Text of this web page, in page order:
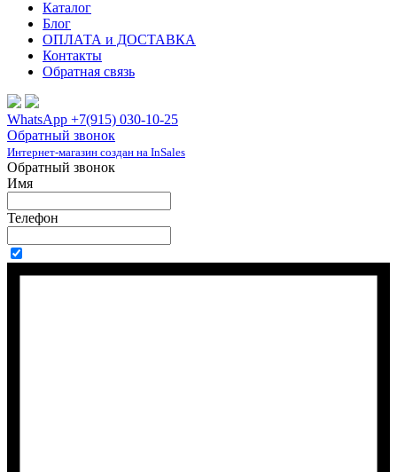
Каталог
Блог
ОПЛАТА и ДОСТАВКА
Контакты
Обратная связь
WhatsApp +7(915) 030-10-25
Обратный звонок
Интернет-магазин создан на InSales
Обратный звонок
Имя
Телефон